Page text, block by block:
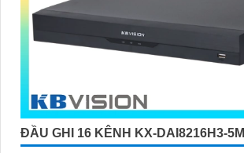
ĐẦU GHI 16 KÊNH KX-DAI8216H3-5M